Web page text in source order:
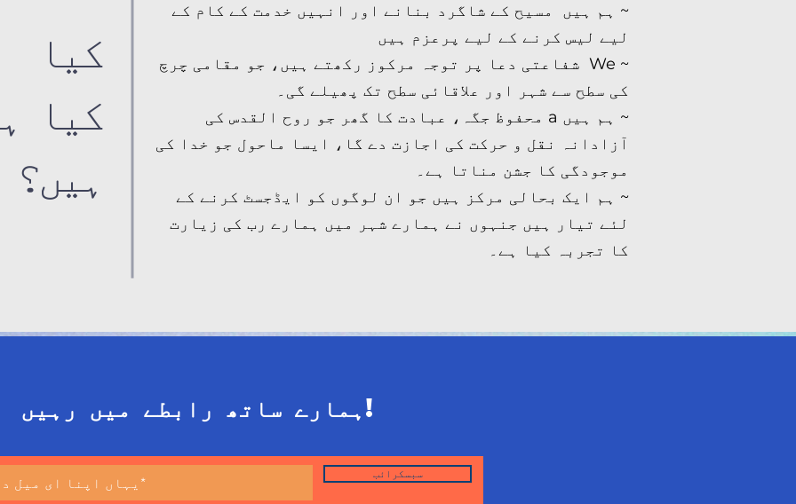
کیا
کیا
ہیں؟
~ ہم ہیں
مسیح کے شاگرد بنانے اور انہیں خدمت کے کام کے
لیے لیس کرنے کے لیے پرعزم ہیں
~ We شفاعتی دعا پر توجہ مرکوز رکھتے ہیں، جو مقامی چرچ
کی سطح سے شہر اور علاقائی سطح تک پھیلے گی۔
~ ہم ہیں a محفوظ جگہ، عبادت کا گھر جو روح القدس کی
آزادانہ نقل و حرکت کی اجازت دے گا، ایسا ماحول جو خدا کی
موجودگی کا جشن مناتا ہے۔
~ ہم ایک بحالی مرکز ہیں جو ان لوگوں کو ایڈجسٹ کرنے کے
لئے تیار ہیں جنہوں نے ہمارے شہر میں ہمارے رب کی زیارت
کا تجربہ کیا ہے۔
ہمارے ساتھ رابطے میں رہیں!
سبسکرائب